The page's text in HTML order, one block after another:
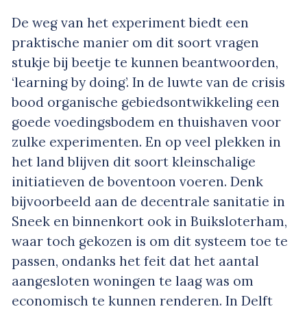
De weg van het experiment biedt een
praktische manier om dit soort vragen
stukje bij beetje te kunnen beantwoorden,
‘learning by doing’. In de luwte van de crisis
bood organische gebiedsontwikkeling een
goede voedingsbodem en thuishaven voor
zulke experimenten. En op veel plekken in
het land blijven dit soort kleinschalige
initiatieven de boventoon voeren. Denk
bijvoorbeeld aan de decentrale sanitatie in
Sneek en binnenkort ook in Buiksloterham,
waar toch gekozen is om dit systeem toe te
passen, ondanks het feit dat het aantal
aangesloten woningen te laag was om
economisch te kunnen renderen. In Delft